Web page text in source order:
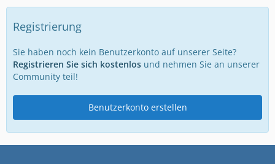
Registrierung
Sie haben noch kein Benutzerkonto auf unserer Seite?
Registrieren Sie sich kostenlos und nehmen Sie an unserer
Community teil!
Benutzerkonto erstellen